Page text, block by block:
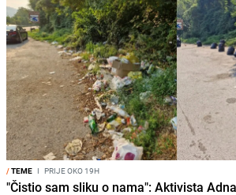
/TEME I PRIJE OKO 19H
"Čistio sam sliku o nama": Aktivista